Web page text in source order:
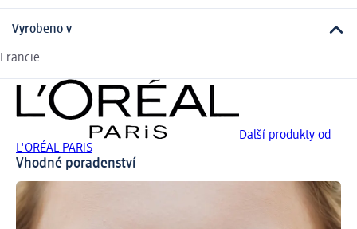
Vyrobeno v
Francie
Další produkty od
L'ORÉAL PARiS
Vhodné poradenství